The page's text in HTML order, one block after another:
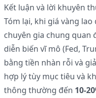
Kết luận và lời khuyên
Tóm lại, khi giá vàng
chuyên gia chung quan
diễn biến vĩ mô (Fed,
bằng tiền nhàn rỗi và
hợp lý tùy mục tiêu và
thông thường đến 10-